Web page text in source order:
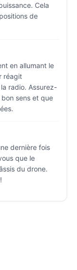
Cela
de
en allumant le
réagit
radio. Assurez-
sens et que
dernière fois
que le
du drone.